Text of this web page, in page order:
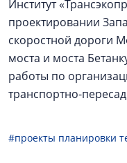
Институт
проектировании
скоростной дороги
моста и моста
работы по
транспортно-
#проекты планировки